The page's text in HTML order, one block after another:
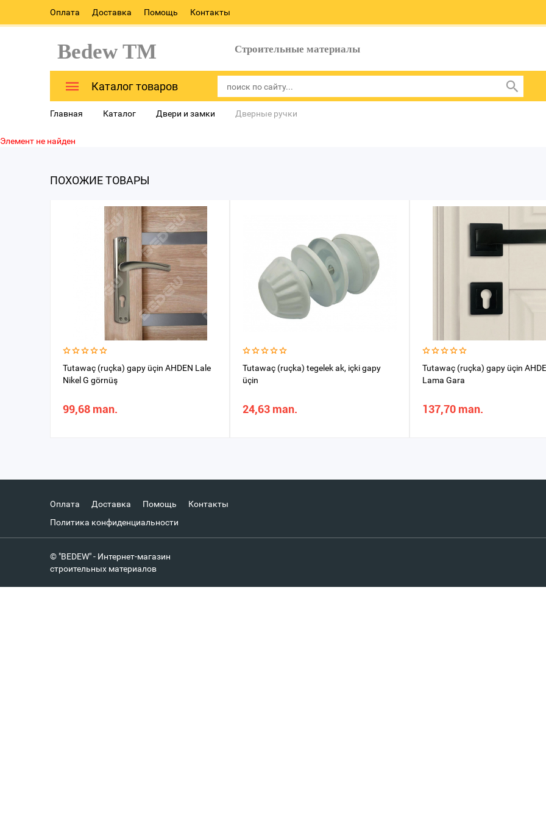
Оплата Доставка Помощь Контакты
Bedew TM Строительные материалы
Каталог товаров
Главная Каталог Двери и замки Дверные ручки
Элемент не найден
ПОХОЖИЕ ТОВАРЫ
Tutawaç (ruçka) gapy üçin AHDEN Lale
Nikel G görnüş
99,68 man.
Tutawaç (ruçka) tegelek ak, içki gapy
üçin
24,63 man.
Tutawaç (ruçka) gapy üçin
Lama Gara
137,70 man.
Оплата Доставка Помощь
Контакты
Политика конфиденциальности
© "BEDEW" - Интернет-магазин
строительных материалов